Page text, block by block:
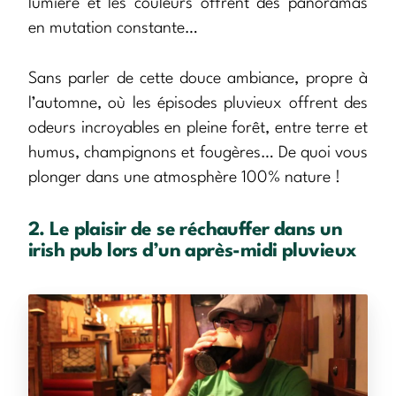
lumière et les couleurs offrent des panoramas
en mutation constante…
Sans parler de cette douce ambiance, propre à
l’automne, où les épisodes pluvieux offrent des
odeurs incroyables en pleine forêt, entre terre et
humus, champignons et fougères… De quoi vous
plonger dans une atmosphère 100% nature !
2. Le plaisir de se réchauffer dans un
irish pub lors d’un après-midi pluvieux